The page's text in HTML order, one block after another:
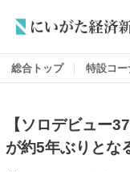
総合トップ 特設コー
【ソロデビュー
が約5年ぶりとな